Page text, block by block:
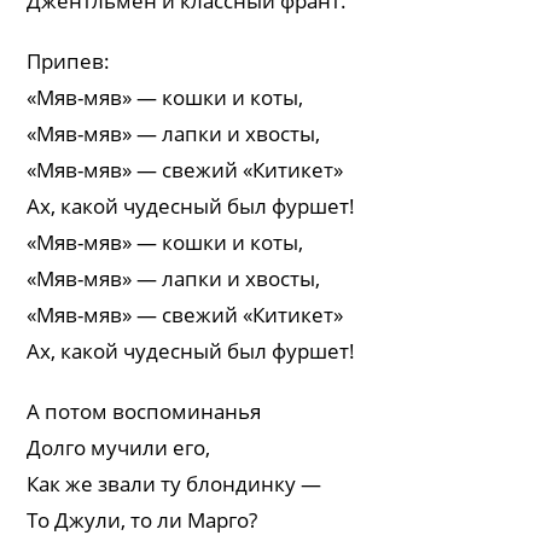
Припев:
«Мяв-мяв» — кошки и коты,
«Мяв-мяв» — лапки и хвосты,
«Мяв-мяв» — свежий «Китикет»
Ах, какой чудесный был фуршет!
«Мяв-мяв» — кошки и коты,
«Мяв-мяв» — лапки и хвосты,
«Мяв-мяв» — свежий «Китикет»
Ах, какой чудесный был фуршет!
А потом воспоминанья
Долго мучили его,
Как же звали ту блондинку —
То Джули, то ли Марго?